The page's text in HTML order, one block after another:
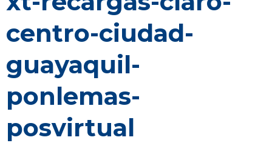
centro-ciudad-
guayaquil-
ponlemas-
posvirtual